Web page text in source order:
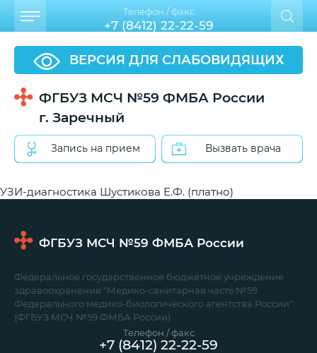
ВЕРСИЯ ДЛЯ СЛАБОВИДЯЩИХ
ФГБУЗ МСЧ №59 ФМБА России
г. Заречный
Запись на прием Вызвать врача
Телефон / факс
+7 (8412) 22-22-59
УЗИ-диагностика Шустикова Е.Ф. (платно)
ФГБУЗ МСЧ №59 ФМБА России
Федеральное государственное бюджетное учреждение
здравоохранения "Медико-санитарная часть №59
Федерального медико-биологического агентства России"
(ФГБУЗ МСЧ №59 ФМБА России)
Телефон / факс
+7 (8412) 22-22-59